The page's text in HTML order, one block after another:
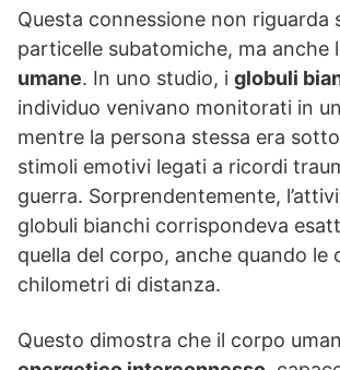
Questa connessione non riguarda
particelle subatomiche, ma anche
umane. In uno studio, i globuli
individuo venivano monitorati in
mentre la persona stessa era
stimoli emotivi legati a ricordi
guerra. Sorprendentemente,
globuli bianchi corrispondeva
quella del corpo, anche quando le
chilometri di distanza.
Questo dimostra che il corpo